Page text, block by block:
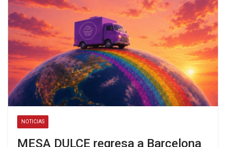
NOTICIAS
MESA DULCE regresa a Barcelona